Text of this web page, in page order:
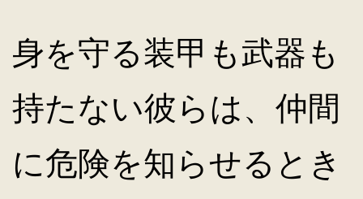
身を守る装甲も武器も
持たない彼らは、仲間
に危険を知らせるとき